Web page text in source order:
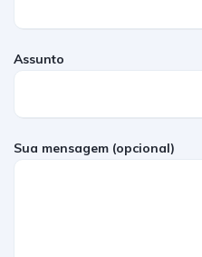
Assunto
Sua mensagem (opcional)